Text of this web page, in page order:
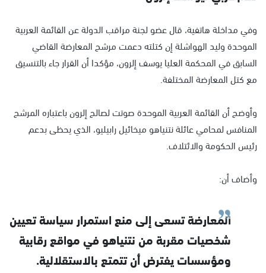
وفي مداخلة هاتفية، قال عضو لجنة مراقب الدولة عن القائمة العربية
الموحدة وليد الهواشلة إن كتلته دعمت مرشح المعارضة القاضي
السابق في المحكمة العليا يوسف إلرون، مؤكدا أن القرار جاء بالتنسيق
مع كتل المعارضة المختلفة.
وأوضح أن القائمة العربية الموحدة صوتت لصالح إلرون باعتباره المرشح
المنافس لمحامي عائلة نتنياهو ميخائيل رابيليو، الذي يحظى بدعم
رئيس الحكومة والائتلاف.
وأضاف أن:
المعارضة تسعى إلى منع استمرار سياسة تعيين
شخصيات مقربة من نتنياهو في مواقع رقابية
ومؤسسات يفترض أن تتمتع بالاستقلالية.